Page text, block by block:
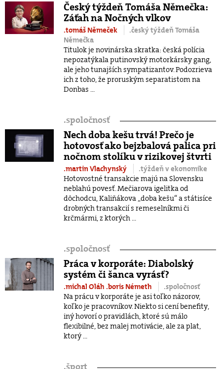
Český týždeň Tomáša Němečka:
Záťah na Nočných vlkov
.tomáš Němeček
.český týždeň Tomáša
Němečka
Titulok je novinárska skratka: česká polícia
nepozatýkala putinovský motorkársky gang,
ale jeho tunajších sympatizantov. Podozrieva
ich z toho, že proruským separatistom na
Donbas ...
.spoločnosť
Nech doba kešu trvá! Prečo je
hotovosť ako bejzbalová palica pri
nočnom stolíku v rizikovej štvrti
.martin Vlachynský
.týždeň v ekonomike
Hotovostné transakcie majú na Slovensku
neblahú povesť. Mečiarova igelitka od
dôchodcu, Kaliňákova „doba kešu“ a státisíce
drobných transakcií s remeselníkmi či
krčmármi, z ktorých ...
.spoločnosť
Práca v korporáte: Diabolský
systém či šanca vyrásť?
.michal Oláh .boris Németh
.spoločnosť
Na prácu v korporáte je asi toľko názorov,
koľko je pracovníkov. Niekto si cení benefity,
iný hovorí o pravidlách, ktoré sú málo
flexibilné, bez malej motivácie, ale za plat,
ktorý ...